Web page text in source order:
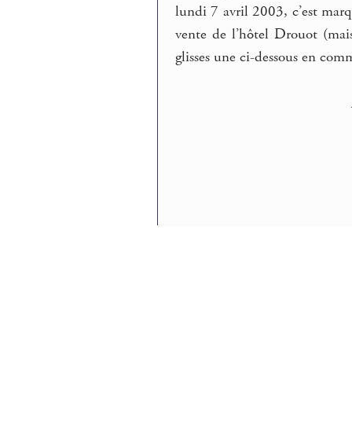
lundi 7 avril 2003, c’est
vente de l’hôtel Drouot
glisses une ci-dessous en